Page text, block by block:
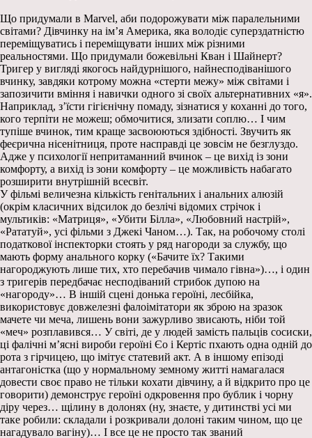
Що придумали в Marvel, аби подорожувати між паралельними
світами? Дівчинку на ім’я Америка, яка володіє суперздатністю
переміщуватись і переміщувати інших між різними
реальностями. Що придумали божевільні Кван і Шайнерт?
Тригер у вигляді якогось найдурнішого, найнесподіванішого
вчинку, завдяки котрому можна «стерти межу» між світами і
запозичити вміння і навички одного зі своїх альтернативних «я».
Наприклад, з’їсти гігієнічну помаду, зізнатися у коханні до того,
кого терпіти не можеш; обмочитися, злизати соплю… І чим
тупіше вчинок, тим краще засвоюються здібності. Звучить як
феєрична нісенітниця, проте насправді це зовсім не безглуздо.
Адже у психології непритаманний вчинок – це вихід із зони
комфорту, а вихід із зони комфорту – це можливість набагато
розширити внутрішній всесвіт.
У фільмі величезна кількість генітальних і анальних алюзій
(окрім класичних відсилок до безлічі відомих стрічок і
мультиків: «Матриця», «Убити Білла», «Любовний настрій»,
«Рататуй», усі фільми з Джекі Чаном…). Так, на робочому столі
податкової інспекторки стоять у ряд нагороди за службу, що
мають форму анального корку («Бачите їх? Такими
нагороджують лише тих, хто перебачив чимало гівна»)…, і один
з тригерів передбачає несподіваний стрибок дупою на
«нагороду»… В іншій сцені донька героїні, лесбійка,
використовує довжелезні фалоімітатори як зброю на зразок
мачете чи меча, лишень вони зажурливо звисають, ніби той
«меч» розплавився… У світі, де у людей замість пальців сосиски,
ці фалічні м’ясні вироби героїні Єо і Кертіс пхають одна одній до
рота з гірчицею, що імітує статевий акт. А в іншому епізоді
антагоністка (що у нормальному земному житті намагалася
довести своє право не тільки кохати дівчину, а й відкрито про це
говорити) демонструє героїні одкровення про бублик і чорну
діру через… щілину в долонях (ну, знаєте, у дитинстві усі ми
таке робили: складали і розкривали долоні таким чином, що це
нагадувало вагіну)… І все це не просто так званий